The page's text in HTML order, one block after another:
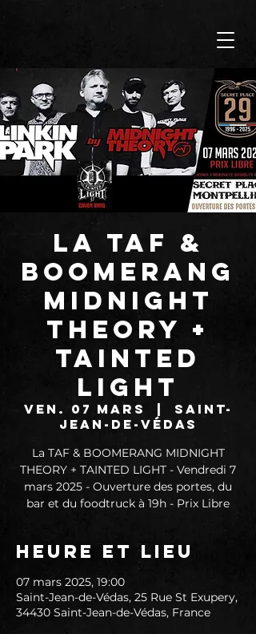
La TAF &
BOOMERANG
MIDNIGHT
THEORY +
TAINTED
LIGHT
ven. 07 mars
  |
Saint-
Jean-de-Védas
La TAF & BOOMERANG MIDNIGHT
THEORY + TAINTED LIGHT - Vendredi 7
mars 2025 - Ouverture des portes, du
bar et du foodtruck à 19h - Prix Libre
Heure et lieu
07 mars 2025, 19:00
Saint-Jean-de-Védas, 25 Rue St Exupery,
34430 Saint-Jean-de-Védas, France